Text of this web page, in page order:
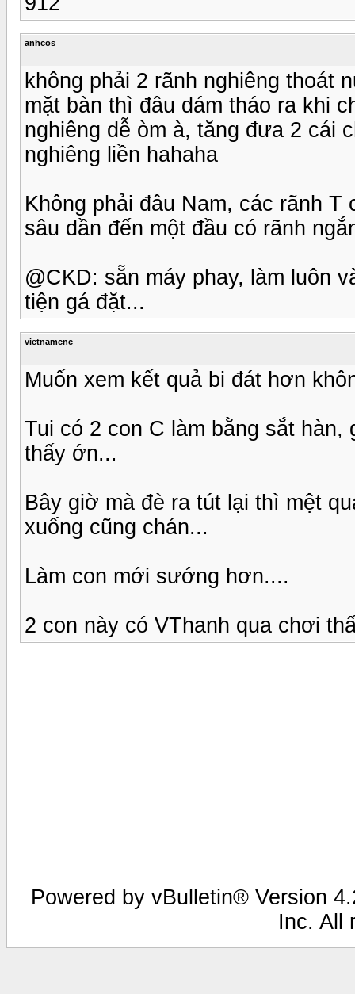
anhcos
không phải 2 rãnh nghiêng thoát
mặt bàn thì đâu dám tháo ra khi
nghiêng dễ òm à, tăng đưa 2 cái
nghiêng liền hahaha
Không phải đâu Nam, các rãnh
sâu dần đến một đầu có rãnh
@CKD: sẵn máy phay, làm luôn
tiện gá đặt...
vietnamcnc
Muốn xem kết quả bi đát hơn
Tui có 2 con C làm bằng sắt
thấy ớn...
Bây giờ mà đè ra tút lại thì mệt
xuống cũng chán...
Làm con mới sướng hơn....
2 con này có VThanh qua chơi
Powered by vBulletin® Version
Inc. All